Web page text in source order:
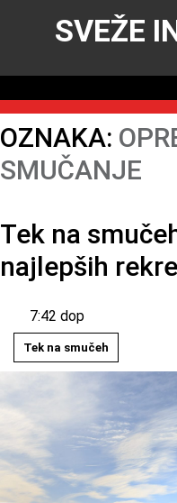
SVEŽE
OZNAKA:
SMUČANJE
Tek na
najlepših
7:42 dop
Tek na smučeh